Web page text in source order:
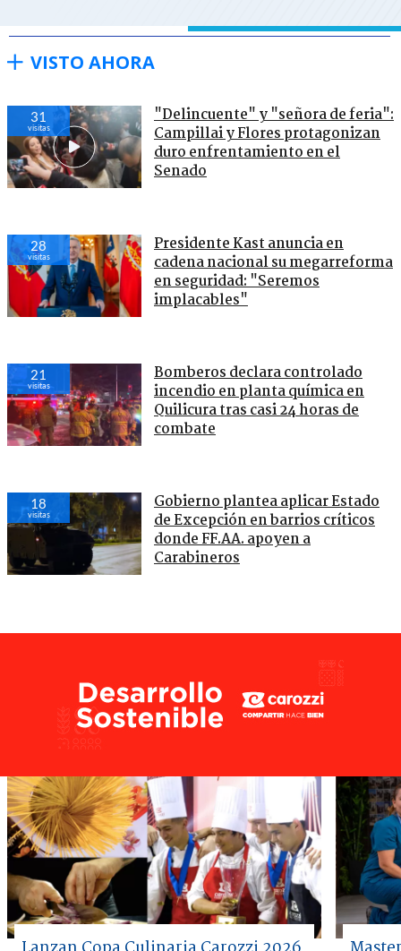
VISTO AHORA
31
visitas
"Delincuente" y "señora de feria":
Campillai y Flores protagonizan
duro enfrentamiento en el
Senado
28
visitas
Presidente Kast anuncia en
cadena nacional su megarreforma
en seguridad: "Seremos
implacables"
21
visitas
Bomberos declara controlado
incendio en planta química en
Quilicura tras casi 24 horas de
combate
18
visitas
Gobierno plantea aplicar Estado
de Excepción en barrios críticos
donde FF.AA. apoyen a
Carabineros